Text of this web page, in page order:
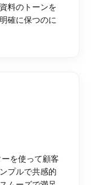
料のトーンを
確に保つのに
を使って顧客
プルで共感的